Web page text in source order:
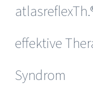
effektive
Syndrom